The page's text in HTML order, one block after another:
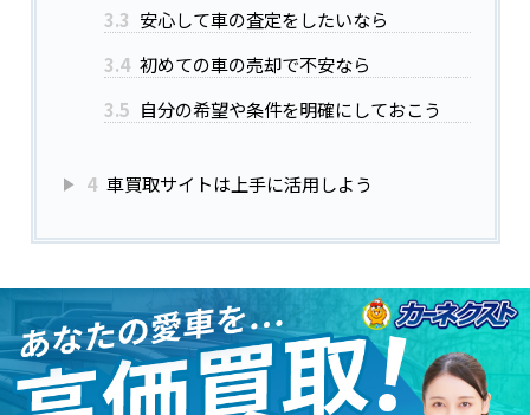
3.3 安心して車の査定をしたいなら
3.4 初めての車の売却で不安なら
3.5 自分の希望や条件を明確にしておこう
4 車買取サイトは上手に活用しよう